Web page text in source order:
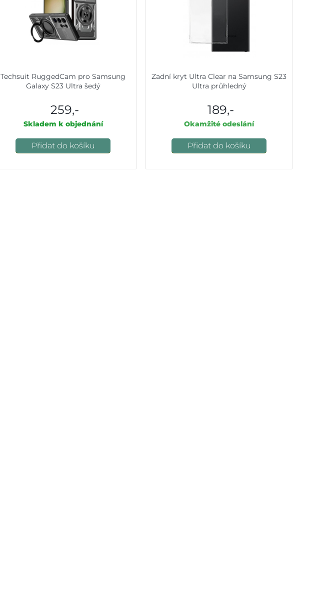
Techsuit RuggedCam pro Samsung
Galaxy S23 Ultra šedý
259,-
Skladem k objednání
Přidat do košíku
Zadní kryt Ultra Clear na Samsung S23
Ultra průhledný
189,-
Okamžité odeslání
Přidat do košíku